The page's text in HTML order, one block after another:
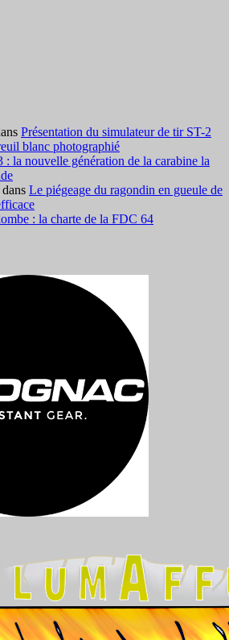
Présentation du simulateur de tir ST-2
blanc photographié
la nouvelle génération de la carabine la
dans Le piégeage du ragondin en gueule de
: la charte de la FDC 64